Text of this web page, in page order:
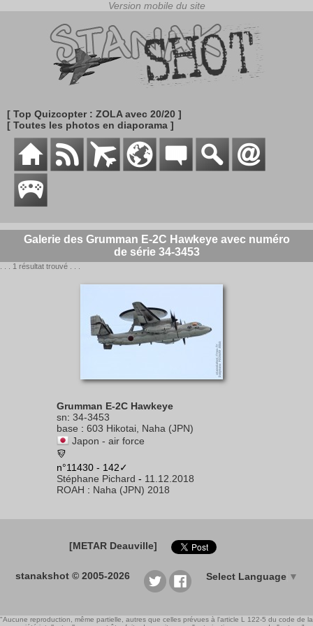
[ Top Quizcopter : ZOLA avec 20/20 ]
[ Toutes les photos en diaporama ]
Galerie des Grumman E-2C Hawkeye avec numéro
de série 34-3453
. . . 1 résultat trouvé . . .
Grumman E-2C Hawkeye
sn: 34-3453
base : 603 Hikotai, Naha (JPN)
Japon - air force
n°11430 - 142✓
Stéphane Pichard - 11.12.2018
ROAH : Naha (JPN) 2018
[METAR Deauville]
stanakshot © 2005-2026 Select Language ▼
"Aucune reproduction, même partielle, autres que celles prévues à l'article L 122-5 du code de la